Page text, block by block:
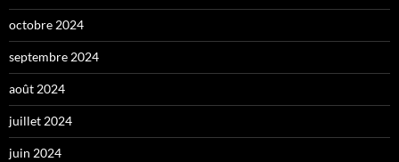
octobre 2024
septembre 2024
août 2024
juillet 2024
juin 2024